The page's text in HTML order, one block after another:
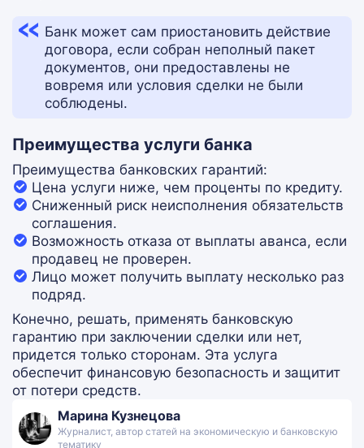
Банк может сам приостановить действие
договора, если собран неполный пакет
документов, они предоставлены не
вовремя или условия сделки не были
соблюдены.
Преимущества услуги банка
Преимущества банковских гарантий:
Цена услуги ниже, чем проценты по кредиту.
Сниженный риск неисполнения обязательств
соглашения.
Возможность отказа от выплаты аванса, если
продавец не проверен.
Лицо может получить выплату несколько раз
подряд.
Конечно, решать, применять банковскую
гарантию при заключении сделки или нет,
придется только сторонам. Эта услуга
обеспечит финансовую безопасность и защитит
от потери средств.
Марина Кузнецова
Журналист, автор статей на экономическую и банковскую
тематику